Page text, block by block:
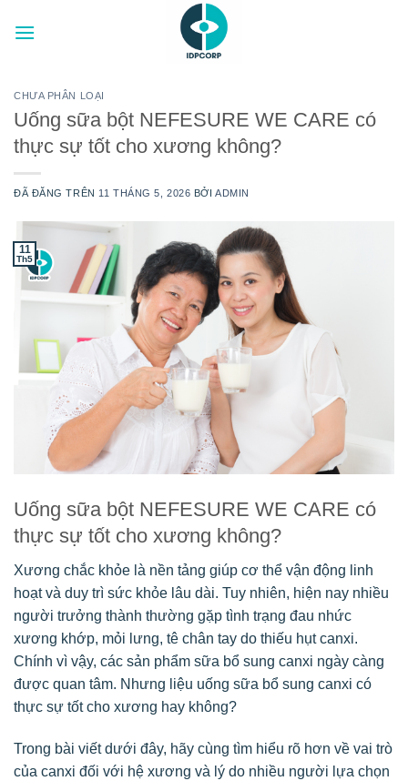
đến
CHƯA PHÂN LOẠI
Uống sữa bột NEFESURE WE CARE có
thực sự tốt cho xương không?
ĐÃ ĐĂNG TRÊN 11 THÁNG 5, 2026 BỞIADMIN
11
Th5
Uống sữa bột NEFESURE WE CARE có
thực sự tốt cho xương không?
Xương chắc khỏe là nền tảng giúp cơ thể vận động linh
hoạt và duy trì sức khỏe lâu dài. Tuy nhiên, hiện nay nhiều
người trưởng thành thường gặp tình trạng đau nhức
xương khớp, mỏi lưng, tê chân tay do thiếu hụt canxi.
Chính vì vậy, các sản phẩm sữa bổ sung canxi ngày càng
được quan tâm. Nhưng liệu uống sữa bổ sung canxi có
thực sự tốt cho xương hay không?
Trong bài viết dưới đây, hãy cùng tìm hiểu rõ hơn về vai trò
của canxi đối với hệ xương và lý do nhiều người lựa chọn